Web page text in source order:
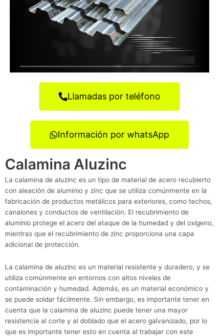
Llamadas por teléfono
Información por whatsApp
Calamina Aluzinc
La calamina de aluzinc es un tipo de material de acero recubierto
con aleación de aluminio y zinc que se utiliza comúnmente en la
fabricación de productos metálicos para exteriores, como techos,
canalones y conductos de ventilación. El recubrimiento de
aluminio protege el acero del ataque de la humedad y del oxígeno,
mientras que el recubrimiento de zinc proporciona una capa
adicional de protección.
La calamina de aluzinc es un material resistente y duradero, y se
utiliza comúnmente en entornos con altos niveles de
contaminación y humedad. Además, es un material económico y
se puede soldar fácilmente. Sin embargo, es importante tener en
cuenta que la calamina de aluzinc puede tener una mayor
resistencia al corte y al doblado que el acero galvanizado, por lo
que es importante tener esto en cuenta al trabajar con este